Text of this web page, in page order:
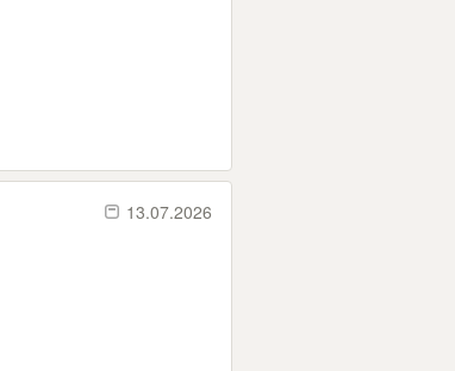
13.07.2026